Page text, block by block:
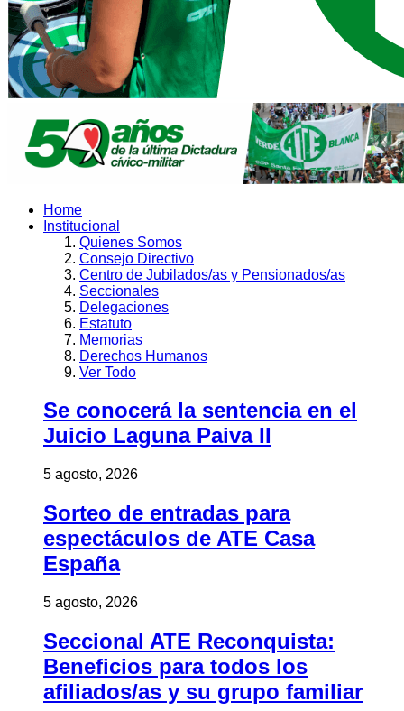
Home
Institucional
Quienes Somos
Consejo Directivo
Centro de Jubilados/as y Pensionados/as
Seccionales
Delegaciones
Estatuto
Memorias
Derechos Humanos
Ver Todo
Se conocerá la sentencia en el
Juicio Laguna Paiva II
5 agosto, 2026
Sorteo de entradas para
espectáculos de ATE Casa
España
5 agosto, 2026
Seccional ATE Reconquista:
Beneficios para todos los
afiliados/as y su grupo familiar